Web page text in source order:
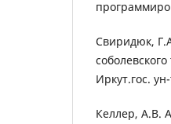
Свиридюк,
Иркут.гос.
Келлер, А.В.